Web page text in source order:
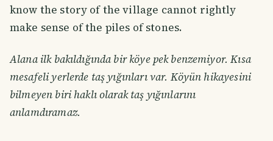
know the story of the village cannot rightly
make sense of the piles of stones.
Alana ilk bakıldığında bir köye pek benzemiyor. Kısa
mesafeli yerlerde taş yığınları var. Köyün hikayesini
bilmeyen biri haklı olarak taş yığınlarını
anlamdıramaz.